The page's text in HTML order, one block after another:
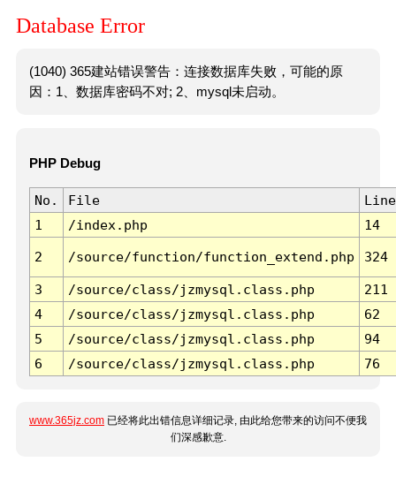
Database Error
(1040) 365建站错误警告：连接数据库失败，可能的原
因：1、数据库密码不对; 2、mysql未启动。
PHP Debug
No. File
Line
1
/index.php 14
2 /source/function/function_extend.php 324
3 /source/class/jzmysql.class.php
211
4
/source/class/jzmysql.class.php
62
5
/source/class/jzmysql.class.php
94
6
/source/class/jzmysql.class.php 76
www.365jz.com 已经将此出错信息详细记录, 由此给您带来的访问不便我
们深感歉意.